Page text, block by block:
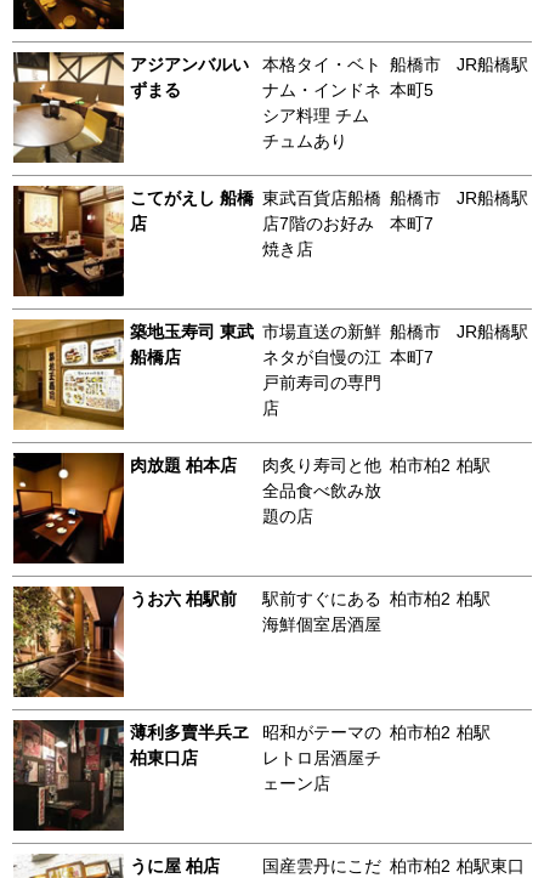
アジアンバルい
ずまる
本格タイ・ベト
ナム・インドネ
シア料理 チム
チュムあり
船橋市
本町5
JR船橋駅
こてがえし 船橋
店
東武百貨店船橋
店7階のお好み
焼き店
船橋市
本町7
JR船橋駅
築地玉寿司 東武
船橋店
市場直送の新鮮
ネタが自慢の江
戸前寿司の専門
店
船橋市
本町7
JR船橋駅
肉放題 柏本店
肉炙り寿司と他
全品食べ飲み放
題の店
柏市柏2 柏駅
うお六 柏駅前
駅前すぐにある
海鮮個室居酒屋
柏市柏2 柏駅
薄利多賣半兵ヱ
柏東口店
昭和がテーマの
レトロ居酒屋チ
ェーン店
柏市柏2 柏駅
うに屋 柏店
国産雲丹にこだ 柏市柏2 柏駅東口